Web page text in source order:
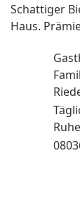
Schattiger
Haus.